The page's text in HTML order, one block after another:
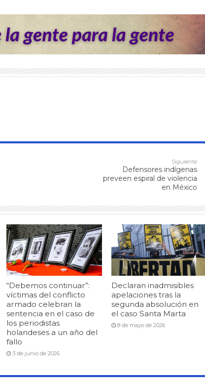
Siguiente
Defensores indígenas
preveen espiral de violencia
en México
“Debemos continuar”:
víctimas del conflicto
armado celebran la
sentencia en el caso de
los periodistas
holandeses a un año del
fallo
3 de junio de 2026
Declaran inadmisibles
apelaciones tras la
segunda absolución en
el caso Santa Marta
8 de mayo de 2026